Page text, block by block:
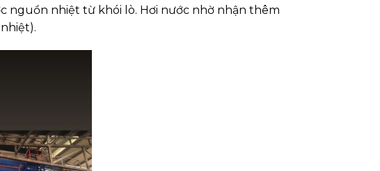
nhiệt từ khói lò. Hơi nước nhờ nhận thêm